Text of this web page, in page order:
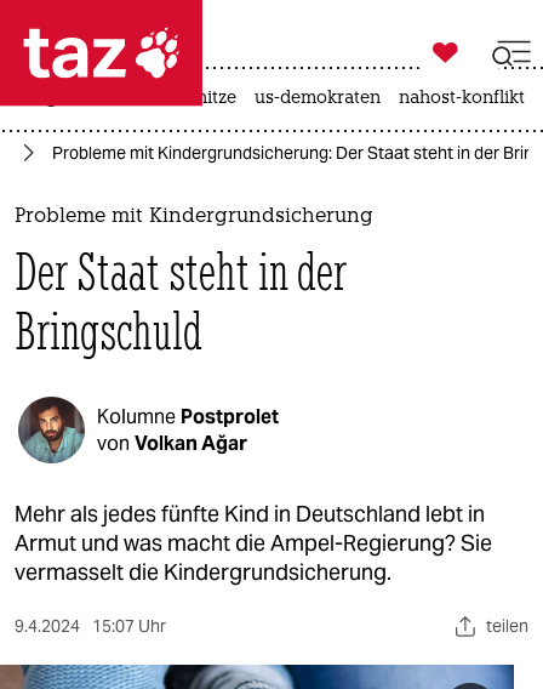
 taz zahl ich
taz zahl ich
themen
politik
öko
kultur
berlin

taz zahl ich
hitze us-demokraten nahost-konflikt
Probleme mit Kindergrundsicherung: Der Staat steht in der
Probleme mit Kindergrundsicherung
Der Staat steht in der
Bringschuld
Kolumne Postprolet
von Volkan Ağar
Mehr als jedes fünfte Kind in Deutschland lebt in
Armut und was macht die Ampel-Regierung? Sie
vermasselt die Kindergrundsicherung.
9.4.2024 15:07 Uhr teilen